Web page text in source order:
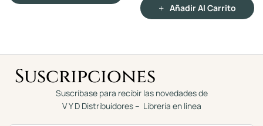
0
e
Añadir Al Carrito
Suscripciones
Suscríbase para recibir las novedades de
V Y D Distribuidores – Librería en linea